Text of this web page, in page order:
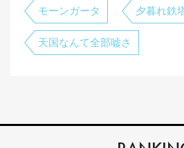
モーンガータ 夕暮れ鉄
天国なんて全部嘘さ